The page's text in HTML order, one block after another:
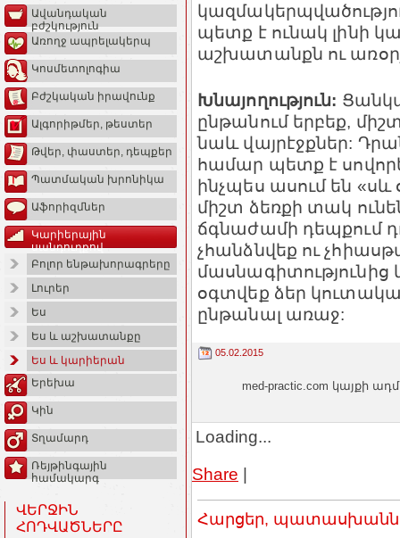
Ավանդական
բժշկություն
Առողջ ապրելակերպ
Կոսմետոլոգիա
Բժշկական իրավունք
Ալգորիթմեր, թեստեր
Թվեր, փաստեր, դեպքեր
Պատմական խրոնիկա
Աֆորիզմներ
Կարիերային
սանդուղքով
Բոլոր ենթախորագրերը
Լուրեր
Ես
Ես և աշխատանքը
Ես և կարիերան
Երեխա
Կին
Տղամարդ
Ռեյթինգային
համակարգ
ՎԵՐՋԻՆ
ՀՈԴՎԱԾՆԵՐԸ
պետք է ունակ լինի
աշխատանքն ու
Խնայողություն:
ընթանում երբեք, միշտ
նաև վայրէջքներ:
համար պետք է
ինչպես ասում են
միշտ ձեռքի տակ
ճգնաժամի դեպքում
չհանձնվեք ու
մասնագիտությունից
օգտվեք ձեր
ընթանալ առաջ:
05.02.2015
med-practic.com կայքի
Loading...
Share |
Հարցեր,